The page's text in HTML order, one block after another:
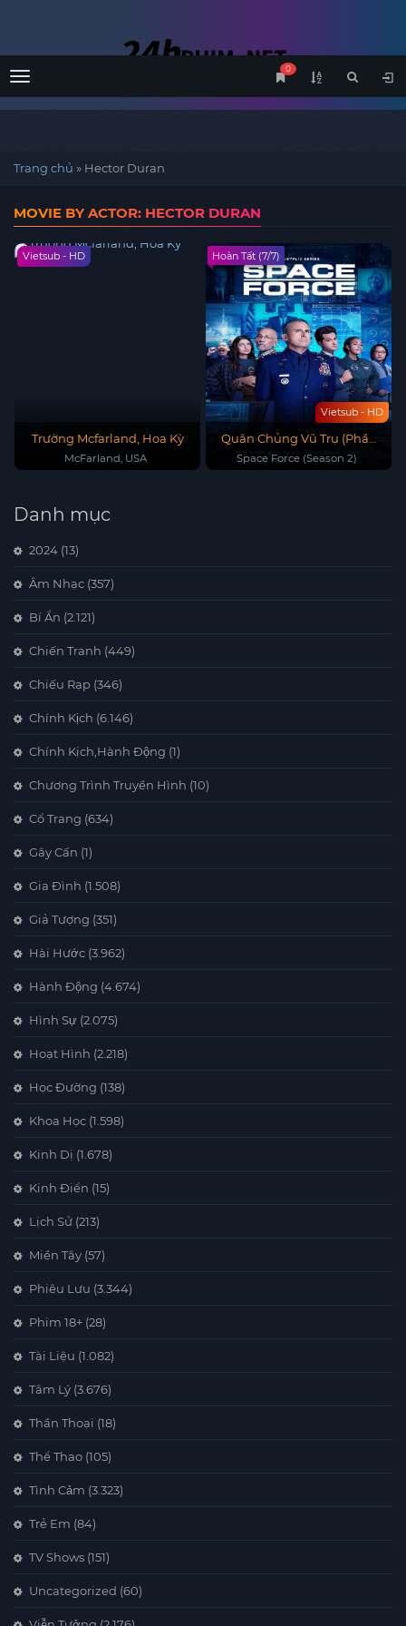
Menu
0
Trang chủ » Hector Duran
MOVIE BY ACTOR: HECTOR DURAN
Vietsub - HD
Trường Mcfarland, Hoa Kỳ
McFarland, USA
Vietsub - HD
Hoàn Tất (7/7)
Quân Chủng Vũ Trụ (Phần
2)
Space Force (Season 2)
Danh mục
2024 (13)
Âm Nhạc (357)
Bí Ẩn (2.121)
Chiến Tranh (449)
Chiếu Rạp (346)
Chính Kịch (6.146)
Chính Kịch,Hành Động (1)
Chương Trình Truyền Hình (10)
Cổ Trang (634)
Gây Cấn (1)
Gia Đình (1.508)
Giả Tượng (351)
Hài Hước (3.962)
Hành Động (4.674)
Hình Sự (2.075)
Hoạt Hình (2.218)
Học Đường (138)
Khoa Học (1.598)
Kinh Dị (1.678)
Kinh Điển (15)
Lịch Sử (213)
Miền Tây (57)
Phiêu Lưu (3.344)
Phim 18+ (28)
Tài Liệu (1.082)
Tâm Lý (3.676)
Thần Thoại (18)
Thể Thao (105)
Tình Cảm (3.323)
Trẻ Em (84)
TV Shows (151)
Uncategorized (60)